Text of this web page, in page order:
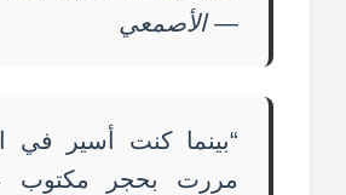
—الأصمعي
“بينما كنت أسير في
مررت بحجر مكتوب